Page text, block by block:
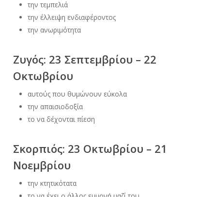
την τεμπελιά
την έλλειψη ενδιαφέροντος
την ανωριμότητα
Ζυγός: 23 Σεπτεμβρίου – 22
Οκτωβρίου
αυτούς που θυμώνουν εύκολα
την απαισιοδοξία
το να δέχονται πίεση
Σκορπιός: 23 Οκτωβρίου – 21
Νοεμβρίου
την κτητικότατα